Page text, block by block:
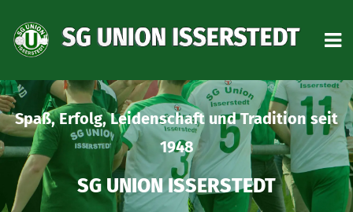
START
AKTUELLES
VEREIN
TRAINING
seit